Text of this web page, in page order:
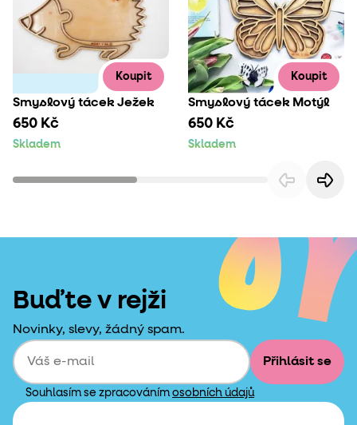
Koupit
Smyslový tácek Ježek
650 Kč
Skladem
Koupit
Smyslový tácek Motýl
650 Kč
Skladem
Buďte v rejži
Novinky, slevy, žádný spam.
Přihlásit se
Souhlasím se zpracováním osobních údajů